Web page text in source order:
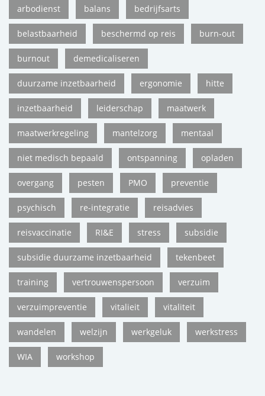
arbodienst balans bedrijfsarts
belastbaarheid beschermd op reis burn-out
burnout demedicaliseren
duurzame inzetbaarheid ergonomie hitte
inzetbaarheid leiderschap maatwerk
maatwerkregeling mantelzorg mentaal
niet medisch bepaald ontspanning opladen
overgang pesten PMO preventie
psychisch re-integratie reisadvies
reisvaccinatie RI&E stress subsidie
subsidie duurzame inzetbaarheid tekenbeet
training vertrouwenspersoon verzuim
verzuimpreventie vitalieit vitaliteit
wandelen welzijn werkgeluk werkstress
WIA workshop